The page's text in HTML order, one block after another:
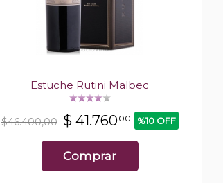
Estuche Rutini Malbec
$46.400,00 $ 41.76000 %10 OFF
Comprar